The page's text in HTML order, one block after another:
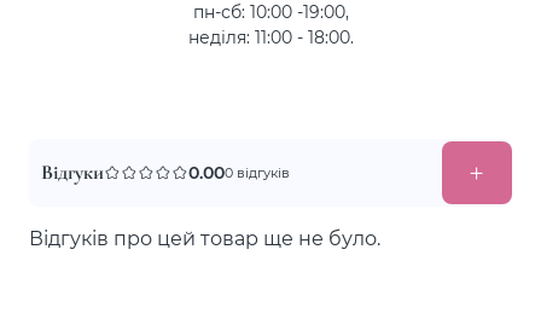
пн-сб: 10:00 -19:00,
неділя: 11:00 - 18:00.
Відгуки 0.000 відгуків
Відгуків про цей товар ще не було.